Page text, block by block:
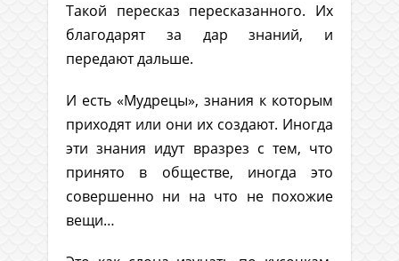
Такой пересказ пересказанного. Их
благодарят за дар знаний, и
передают дальше.
И есть «Мудрецы», знания к которым
приходят или они их создают. Иногда
эти знания идут вразрез с тем, что
принято в обществе, иногда это
совершенно ни на что не похожие
вещи…